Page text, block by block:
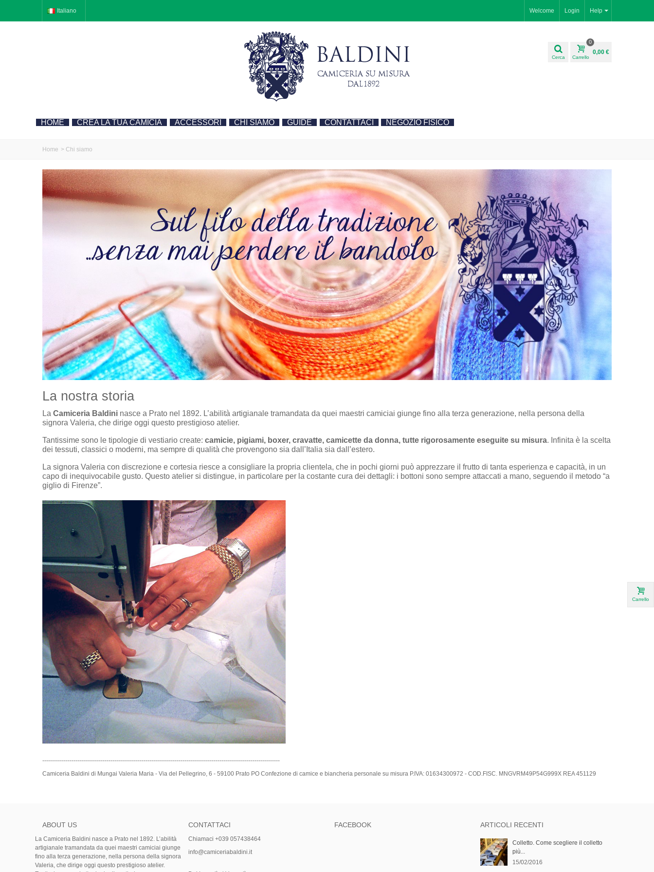
Help
Welcome Login
Italiano
Cerca Carrello
0
0,00 €
HOME CREA LA TUA CAMICIA ACCESSORI CHI SIAMO GUIDE CONTATTACI NEGOZIO FISICO
Home > Chi siamo
La nostra storia
La Camiceria Baldini nasce a Prato nel 1892. L’abilità artigianale tramandata da quei maestri camiciai giunge fino alla terza generazione, nella persona della
signora Valeria, che dirige oggi questo prestigioso atelier.
Tantissime sono le tipologie di vestiario create: camicie, pigiami, boxer, cravatte, camicette da donna, tutte rigorosamente eseguite su misura. Infinita è la scelta
dei tessuti, classici o moderni, ma sempre di qualità che provengono sia dall’Italia sia dall’estero.
La signora Valeria con discrezione e cortesia riesce a consigliare la propria clientela, che in pochi giorni può apprezzare il frutto di tanta esperienza e capacità, in un
capo di inequivocabile gusto. Questo atelier si distingue, in particolare per la costante cura dei dettagli: i bottoni sono sempre attaccati a mano, seguendo il metodo “a
giglio di Firenze”.
--------------------------------------------------------------------------------------------------------------------------
Camiceria Baldini di Mungai Valeria Maria - Via del Pellegrino, 6 - 59100 Prato PO Confezione di camice e biancheria personale su misura P.IVA: 01634300972 - COD.FISC. MNGVRM49P54G999X REA 451129
ABOUT US
La Camiceria Baldini nasce a Prato nel 1892. L’abilità
artigianale tramandata da quei maestri camiciai giunge
fino alla terza generazione, nella persona della signora
Valeria, che dirige oggi questo prestigioso atelier.
CONTATTACI
Chiamaci +039 057438464
info@camiceriabaldini.it
FACEBOOK ARTICOLI RECENTI
Colletto. Come scegliere il colletto
più...
15/02/2016
Carrello